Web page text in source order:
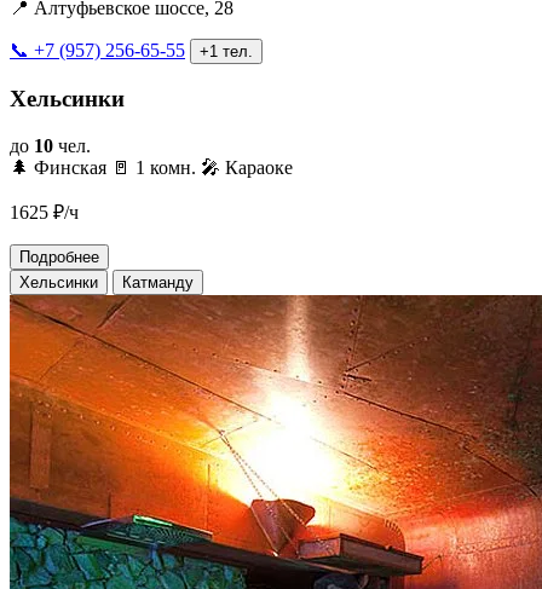
📍 Алтуфьевское шоссе, 28
📞 +7 (957) 256-65-55 +1 тел.
Хельсинки
до 10 чел.
🌲 Финская 🚪 1 комн. 🎤 Караоке
1625 ₽/ч
Подробнее
Хельсинки
Катманду